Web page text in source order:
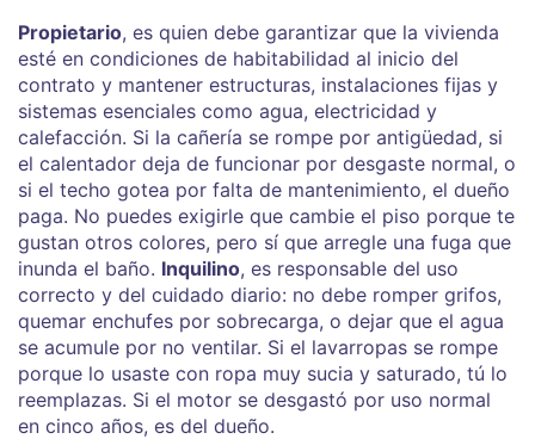
Propietario, es quien debe garantizar que la vivienda
esté en condiciones de habitabilidad al inicio del
contrato y mantener estructuras, instalaciones fijas y
sistemas esenciales como agua, electricidad y
calefacción. Si la cañería se rompe por antigüedad, si
el calentador deja de funcionar por desgaste normal, o
si el techo gotea por falta de mantenimiento, el dueño
paga. No puedes exigirle que cambie el piso porque te
gustan otros colores, pero sí que arregle una fuga que
inunda el baño. Inquilino, es responsable del uso
correcto y del cuidado diario: no debe romper grifos,
quemar enchufes por sobrecarga, o dejar que el agua
se acumule por no ventilar. Si el lavarropas se rompe
porque lo usaste con ropa muy sucia y saturado, tú lo
reemplazas. Si el motor se desgastó por uso normal
en cinco años, es del dueño.